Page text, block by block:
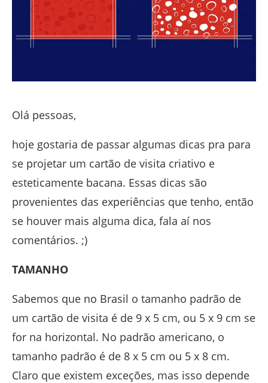
Olá pessoas,
hoje gostaria de passar algumas dicas pra para
se projetar um cartão de visita criativo e
esteticamente bacana. Essas dicas são
provenientes das experiências que tenho, então
se houver mais alguma dica, fala aí nos
comentários. ;)
TAMANHO
Sabemos que no Brasil o tamanho padrão de
um cartão de visita é de 9 x 5 cm, ou 5 x 9 cm se
for na horizontal. No padrão americano, o
tamanho padrão é de 8 x 5 cm ou 5 x 8 cm.
Claro que existem exceções, mas isso depende